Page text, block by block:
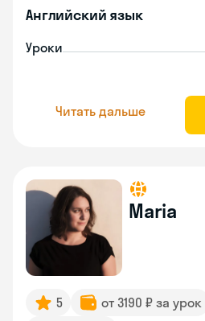
Английский язык
Уроки
Читать дальше
Maria
5 от 3190 ₽ за урок